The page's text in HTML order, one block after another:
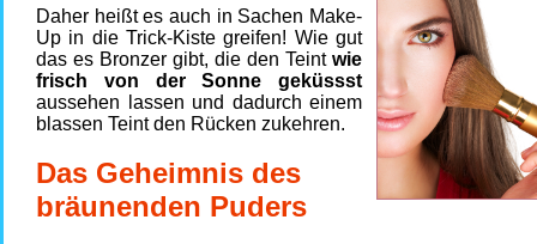
Daher heißt es auch in Sachen Make-
Up in die Trick-Kiste greifen! Wie gut
das es Bronzer gibt, die den Teint wie
frisch von der Sonne geküssst
aussehen lassen und dadurch einem
blassen Teint den Rücken zukehren.
Das Geheimnis des
bräunenden Puders